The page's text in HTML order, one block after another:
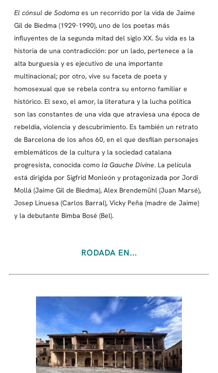
El cónsul de Sodomaes un recorrido por la vida de Jaime
Gil de Biedma (1929-1990), uno de los poetas más
influyentes de la segunda mitad del siglo XX. Su vida es la
historia de una contradicción: por un lado, pertenece a la
alta burguesía y es ejecutivo de una importante
multinacional; por otro, vive su faceta de poeta y
homosexual que se rebela contra su entorno familiar e
histórico. El sexo, el amor, la literatura y la lucha política
son las constantes de una vida que atraviesa una época de
rebeldía, violencia y descubrimiento. Es también un retrato
de Barcelona de los años 60, en el que desfilan personajes
emblemáticos de la cultura y la sociedad catalana
progresista, conocida comola Gauche Divine. La película
está dirigida por Sigfrid Monleón y protagonizada por Jordi
Mollá (Jaime Gil de Biedma), Alex Brendemühl (Juan Marsé),
Josep Linuesa (Carlos Barral), Vicky Peña (madre de Jaime)
y la debutante Bimba Bosé (Bel).
RODADA EN...